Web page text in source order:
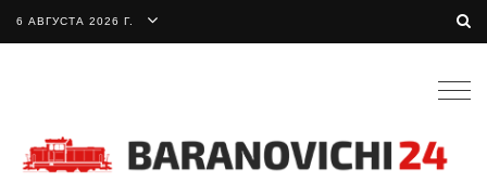
6 АВГУСТА 2026 Г.